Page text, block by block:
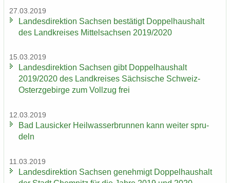
27.03.2019
Lan­des­di­rek­ti­on Sach­sen be­stä­tigt Dop­pel­haus­halt
des Land­krei­ses Mit­tel­sach­sen 2019/2020
15.03.2019
Lan­des­di­rek­ti­on Sach­sen gibt Dop­pel­haus­halt
2019/2020 des Land­krei­ses Säch­si­sche Schweiz-​
Osterzgebirge zum Voll­zug frei
12.03.2019
Bad Lau­si­cker Heil­was­ser­brun­nen kann wei­ter spru­
deln
11.03.2019
Lan­des­di­rek­ti­on Sach­sen ge­neh­migt Dop­pel­haus­halt